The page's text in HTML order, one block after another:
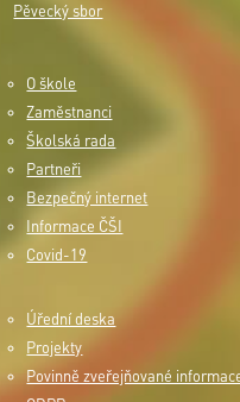
Pěvecký sbor
O škole
Zaměstnanci
Školská rada
Partneři
Bezpečný internet
Informace ČŠI
Covid-19
Úřední deska
Projekty
Povinně zveřejňované